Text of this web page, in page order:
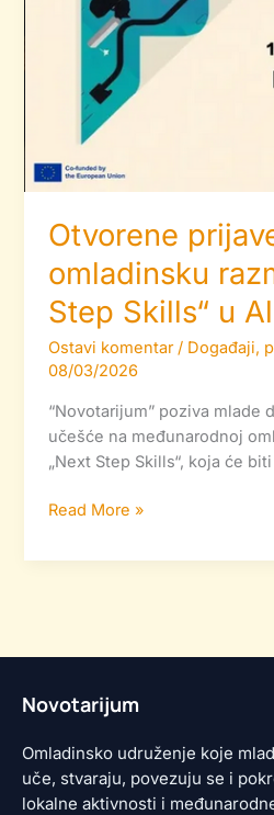
Otvorene
omladinsku
Step Skills“ u
Ostavi komentar / Događaji,
08/03/2026
“Novotarijum” poziva mlade
učešće na međunarodnoj
„Next Step Skills“, koja će
Read More »
Novotarijum
Omladinsko udruženje koje
uče, stvaraju, povezuju se i
lokalne aktivnosti i